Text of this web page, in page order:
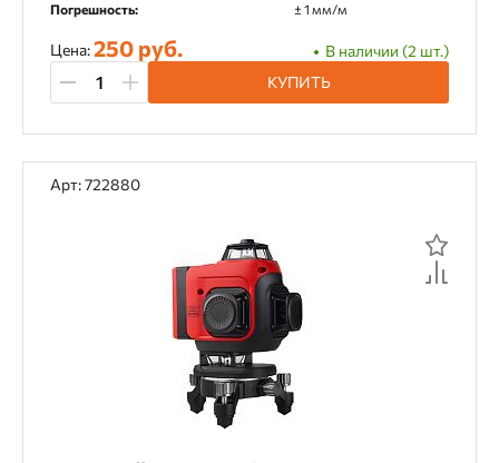
Погрешность:
± 1 мм/м
Цена:250 руб.
В наличии (2 шт.)
КУПИТЬ
Арт: 722880